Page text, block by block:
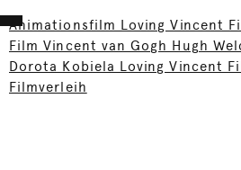
Animationsfilm Loving Vincent
Film Vincent van Gogh Hugh
Dorota Kobiela Loving Vincent
Filmverleih